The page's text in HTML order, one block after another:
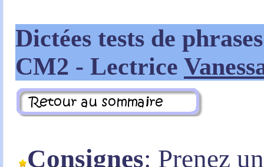
Dictées tests de
CM2 - Lectrice
Consignes: Prenez